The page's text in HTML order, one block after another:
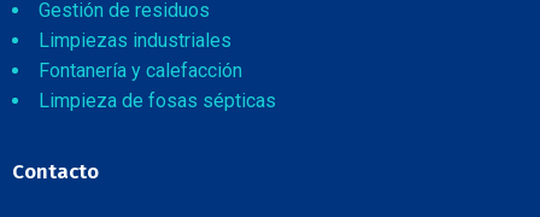
Gestión de residuos
Limpiezas industriales
Fontanería y calefacción
Limpieza de fosas sépticas
Contacto